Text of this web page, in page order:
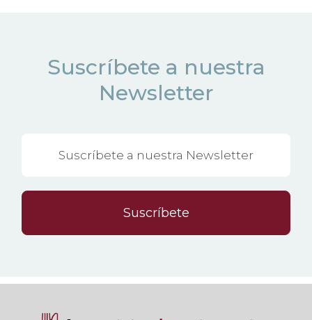
Suscríbete a nuestra
Newsletter
Suscríbete